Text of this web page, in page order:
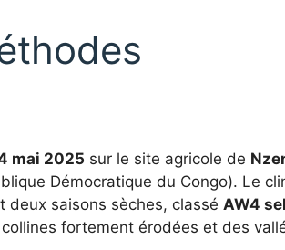
mai 2025 sur le site agricole de
Démocratique du Congo). Le
deux saisons sèches, classé AW4
fortement érodées et des